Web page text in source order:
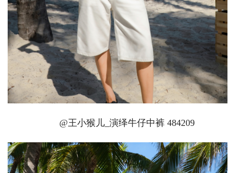
@王小猴儿_演绎牛仔中裤 484209